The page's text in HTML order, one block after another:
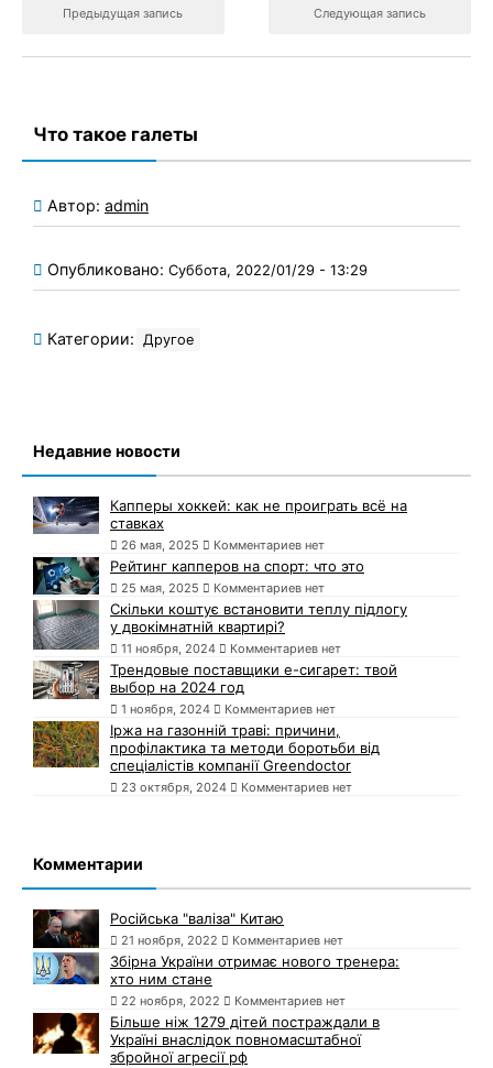
Предыдущая запись
Следующая запись
Что такое галеты
Автор: admin
Опубликовано: Суббота, 2022/01/29 - 13:29
Категории: Другое
Недавние новости
Капперы хоккей: как не проиграть всё на
ставках
26 мая, 2025 Комментариев нет
Рейтинг капперов на спорт: что это
25 мая, 2025 Комментариев нет
Скільки коштує встановити теплу підлогу
у двокімнатній квартирі?
11 ноября, 2024 Комментариев нет
Трендовые поставщики e-сигарет: твой
выбор на 2024 год
1 ноября, 2024 Комментариев нет
Іржа на газонній траві: причини,
профілактика та методи боротьби від
спеціалістів компанії Greendoctor
23 октября, 2024 Комментариев нет
Комментарии
Російська "валіза" Китаю
21 ноября, 2022 Комментариев нет
Збірна України отримає нового тренера:
хто ним стане
22 ноября, 2022 Комментариев нет
Більше ніж 1279 дітей постраждали в
Україні внаслідок повномасштабної
збройної агресії рф